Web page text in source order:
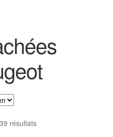
résultatsTrié